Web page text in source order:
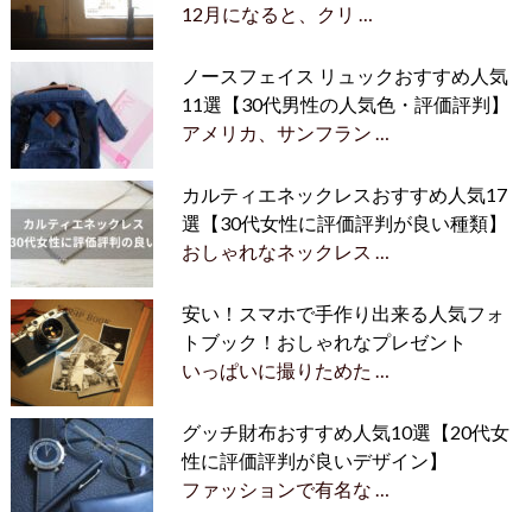
12月になると、クリ …
ノースフェイス リュックおすすめ人気
11選【30代男性の人気色・評価評判】
アメリカ、サンフラン …
カルティエネックレスおすすめ人気17
選【30代女性に評価評判が良い種類】
おしゃれなネックレス …
安い！スマホで手作り出来る人気フォ
トブック！おしゃれなプレゼント
いっぱいに撮りためた …
グッチ財布おすすめ人気10選【20代女
性に評価評判が良いデザイン】
ファッションで有名な …